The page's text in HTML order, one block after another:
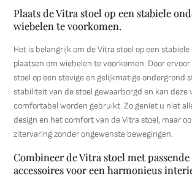
Plaats de Vitra stoel op een stabiele
wiebelen te voorkomen.
Het is belangrijk om de Vitra stoel op een
plaatsen om wiebelen te voorkomen. Door
stoel op een stevige en gelijkmatige ondergrond
stabiliteit van de stoel gewaarborgd en kan deze
comfortabel worden gebruikt. Zo geniet u niet
design en het comfort van de Vitra stoel, maar
zitervaring zonder ongewenste bewegingen.
Combineer de Vitra stoel met
accessoires voor een harmonieus